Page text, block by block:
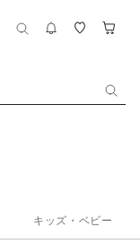
キッズ・ベビー